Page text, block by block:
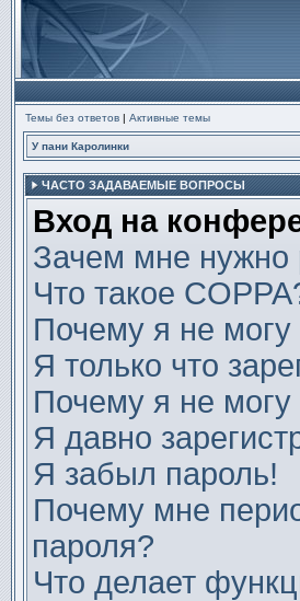
Темы без ответов | Активные темы
У пани Каролинки
ЧАСТО ЗАДАВАЕМЫЕ ВОПРОСЫ
Вход на
Зачем мне нужно
Что такое
Почему я не могу
Я только что
Почему я не могу
Я давно
Я забыл пароль!
Почему мне
пароля?
Что делает